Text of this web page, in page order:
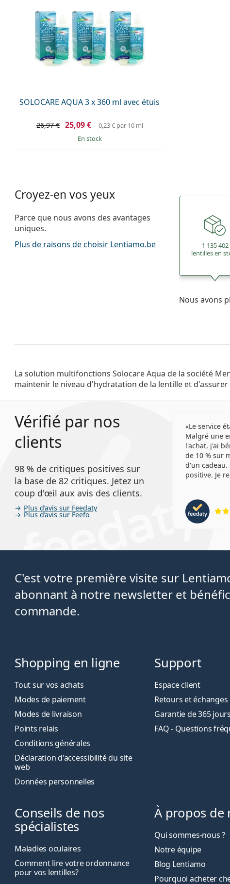
SOLOCARE AQUA 3 x 360 ml avec étuis
26,97 € 25,09 € 0,23 €par 10 ml
en stock
Croyez-en vos yeux
Parce que nous avons des avantages
uniques.
Plus de raisons de choisir Lentiamo.be
1 135 402
lentilles en
Nous avons
La solution multifonctions Solocare Aqua de la société
maintenir le niveau d'hydratation de la lentille et
Vérifié par nos
clients
98 % de critiques positives sur
la base de 82 critiques. Jetez un
coup d'œil aux avis des clients.
Plus d’avis sur Feedaty
Plus d’avis sur Feefo
Le service
Malgré une
l'achat, j'ai
de 10 % sur
d'un cadeau.
positive. Je
C'est votre première visite sur
abonnant à notre newsletter et
commande.
Shopping en ligne
Tout sur vos achats
Modes de paiement
Modes de livraison
Points relais
Conditions générales
Déclaration d'accessibilité du site
web
Données personnelles
Support
Espace client
Retours et échanges
Garantie de 365 jours
FAQ - Questions
Conseils de nos
spécialistes
Maladies oculaires
Comment lire votre ordonnance
pour vos lentilles?
À propos de
Qui sommes-nous ?
Notre équipe
Blog Lentiamo
Pourquoi acheter